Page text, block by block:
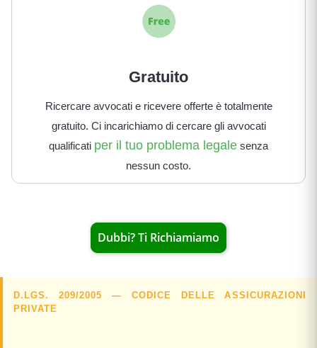
Gratuito
Ricercare avvocati e ricevere offerte è totalmente
gratuito. Ci incarichiamo di cercare gli avvocati
qualificati per il tuo problema legale senza
nessun costo.
Dubbi? Ti Richiamiamo
D.LGS. 209/2005 — CODICE DELLE ASSICURAZIONI
PRIVATE